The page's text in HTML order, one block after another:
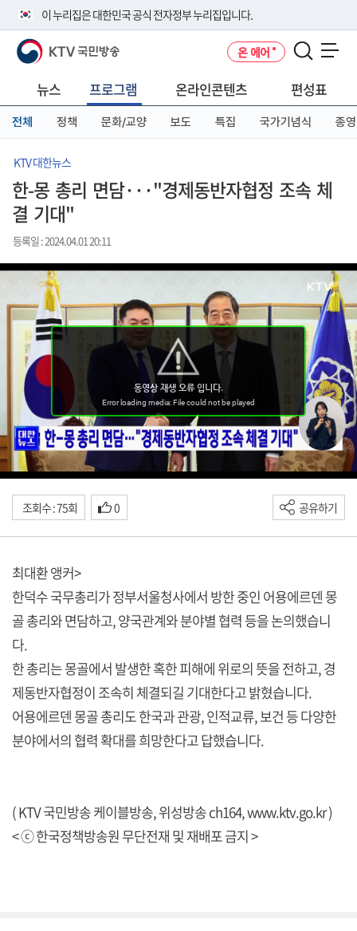
이 누리집은 대한민국 공식 전자정부 누리집입니다.
공식 누리집 주소 확인하기
니다.
이밖에 or.kr 또는 .kr등 다른 도메인 주소를 사용하고 있다면 아래 URL에
서 도메인 주소를 확인해 보세요
KTV 국민방송 온 에어
뉴스 프로그램 온라인콘텐츠 편성표
전체 정책 문화/교양 보도 특집 국가기념식 종영
KTV 대한뉴스
한-몽 총리 면담···"경제동반자협정 조속 체
결 기대"
등록일 : 2024.04.01 20:11
조회수 : 75회 0 공유하기
최대환 앵커>
한덕수 국무총리가 정부서울청사에서 방한 중인 어용에르덴 몽
골 총리와 면담하고, 양국관계와 분야별 협력 등을 논의했습니
다.
한 총리는 몽골에서 발생한 혹한 피해에 위로의 뜻을 전하고, 경
제동반자협정이 조속히 체결되길 기대한다고 밝혔습니다.
어용에르덴 몽골 총리도 한국과 관광, 인적교류, 보건 등 다양한
분야에서의 협력 확대를 희망한다고 답했습니다.
( KTV 국민방송 케이블방송, 위성방송 ch164,www.ktv.go.kr)
< ⓒ 한국정책방송원 무단전재 및 재배포 금지 >